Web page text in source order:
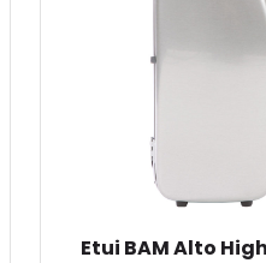
Etui BAM Alto